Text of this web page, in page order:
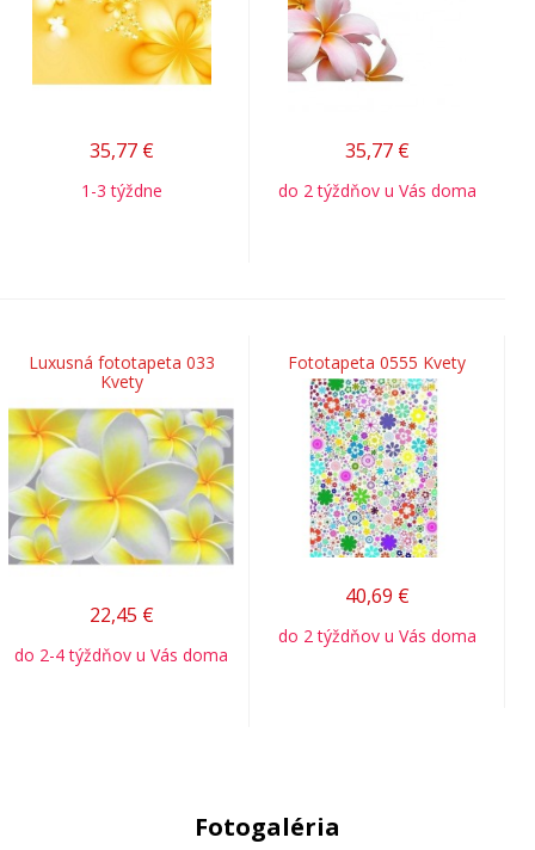
35,77 €
1-3 týždne
35,77 €
do 2 týždňov u Vás doma
Luxusná fototapeta 033
Kvety
22,45 €
do 2-4 týždňov u Vás doma
Fototapeta 0555 Kvety
40,69 €
do 2 týždňov u Vás doma
Fotogaléria